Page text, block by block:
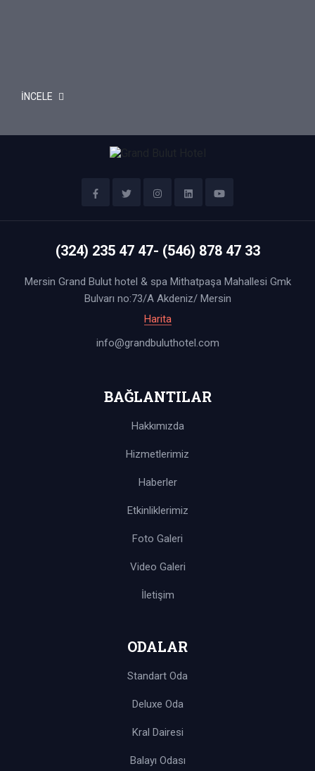
İNCELE
(324) 235 47 47- (546) 878 47 33
Mersin Grand Bulut hotel & spa Mithatpaşa Mahallesi Gmk
Bulvarı no:73/A Akdeniz/ Mersin
Harita
info@grandbuluthotel.com
BAĞLANTILAR
Hakkımızda
Hizmetlerimiz
Haberler
Etkinliklerimiz
Foto Galeri
Video Galeri
İletişim
ODALAR
Standart Oda
Deluxe Oda
Kral Dairesi
Balayı Odası